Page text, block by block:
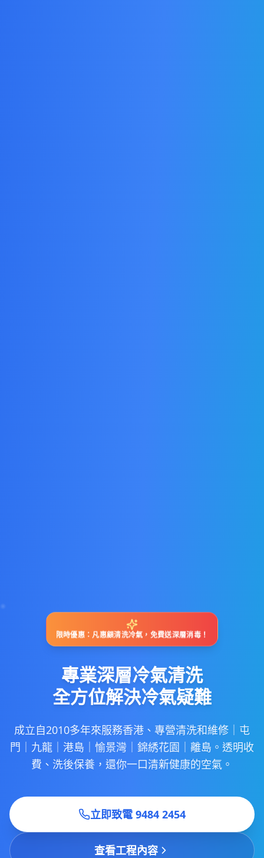
限時優惠：凡惠顧清洗冷氣，免費送深層消毒！
專業深層冷氣清洗
全方位解決冷氣疑難
成立自2010多年來服務香港、專營清洗和維修｜屯
門｜九龍｜港島｜愉景灣｜錦綉花園｜離島。透明收
費、洗後保養，還你一口清新健康的空氣。
立即致電 9484 2454
查看工程內容